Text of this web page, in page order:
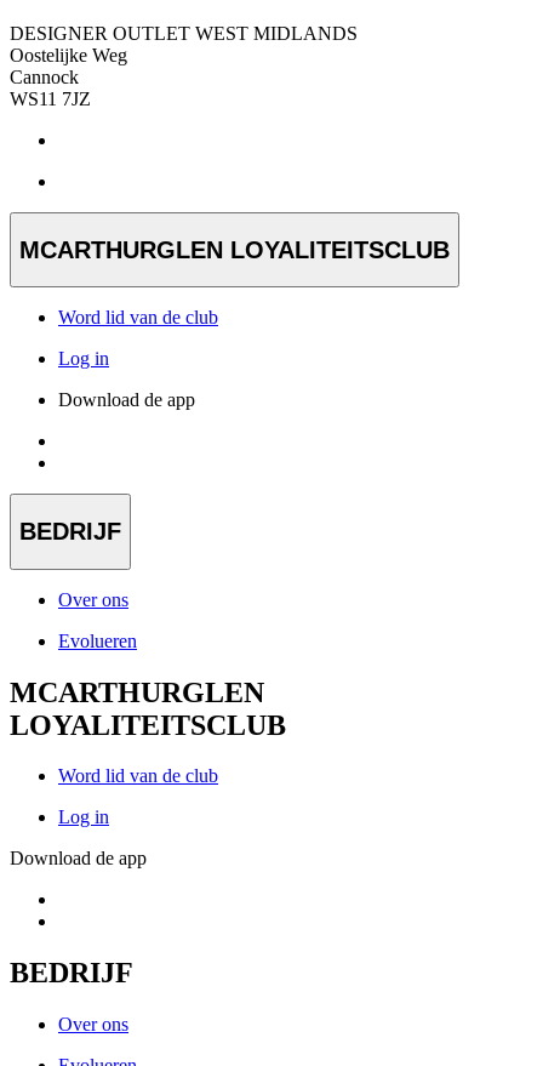
DESIGNER OUTLET WEST MIDLANDS
Oostelijke Weg
Cannock
WS11 7JZ
MCARTHURGLEN LOYALITEITSCLUB
Word lid van de club
Log in
Download de app
BEDRIJF
Over ons
Evolueren
MCARTHURGLEN
LOYALITEITSCLUB
Word lid van de club
Log in
Download de app
BEDRIJF
Over ons